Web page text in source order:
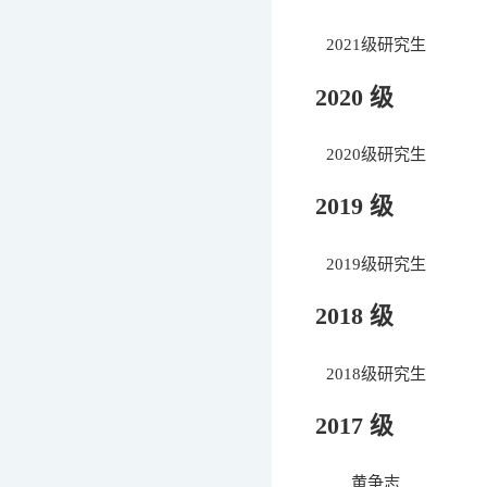
2021级研究生
2020 级
2020级研究生
2019 级
2019级研究生
2018 级
2018级研究生
2017 级
黄争志